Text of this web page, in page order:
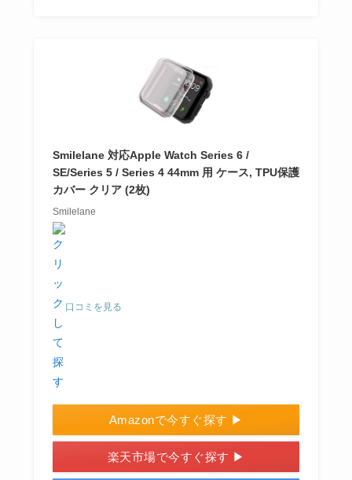
Smilelane 対応Apple Watch Series 6 /
SE/Series 5 / Series 4 44mm 用 ケース, TPU保護
カバー クリア (2枚)
Smilelane
口コミを見る
Amazonで今すぐ探す ▶
楽天市場で今すぐ探す ▶